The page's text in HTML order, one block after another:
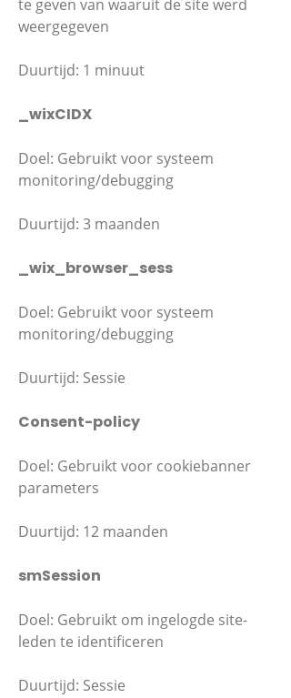
te geven van waaruit de site werd
weergegeven
Duurtijd: 1 minuut
_wixCIDX
Doel: Gebruikt voor systeem
monitoring/debugging
Duurtijd: 3 maanden
_wix_browser_sess
Doel: Gebruikt voor systeem
monitoring/debugging
Duurtijd: Sessie
Consent-policy
Doel: Gebruikt voor cookiebanner
parameters
Duurtijd: 12 maanden
smSession
Doel: Gebruikt om ingelogde site-
leden te identificeren
Duurtijd: Sessie